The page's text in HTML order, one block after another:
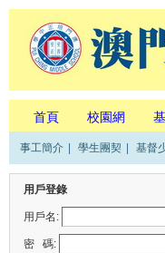
首頁 校園網
事工簡介 學生團契 基督
用戶登錄
用戶名:
密 碼: